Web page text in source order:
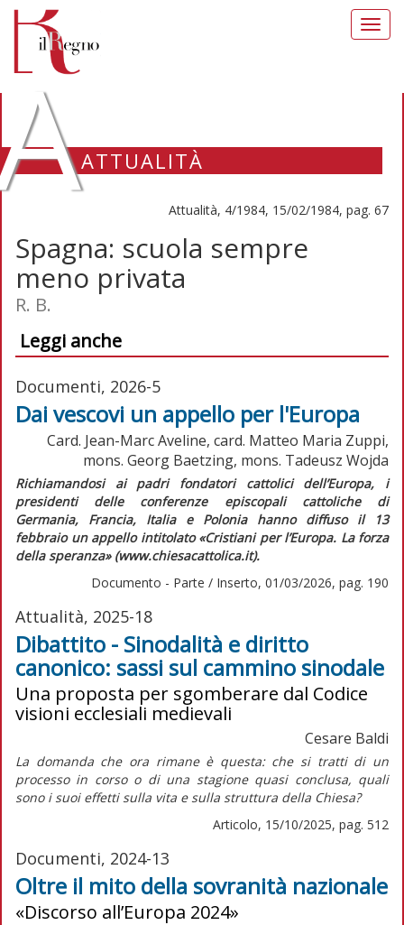
ATTUALITÀ
Attualità, 4/1984, 15/02/1984, pag. 67
Spagna: scuola sempre
meno privata
R. B.
Leggi anche
Documenti, 2026-5
Dai vescovi un appello per l'Europa
Card. Jean-Marc Aveline, card. Matteo Maria Zuppi,
mons. Georg Baetzing, mons. Tadeusz Wojda
Richiamandosi ai padri fondatori cattolici dell’Europa, i
presidenti delle conferenze episcopali cattoliche di
Germania, Francia, Italia e Polonia hanno diffuso il 13
febbraio un appello intitolato «Cristiani per l’Europa. La forza
della speranza» (www.chiesacattolica.it).
Documento - Parte / Inserto, 01/03/2026, pag. 190
Attualità, 2025-18
Dibattito - Sinodalità e diritto
canonico: sassi sul cammino sinodale
Una proposta per sgomberare dal Codice
visioni ecclesiali medievali
Cesare Baldi
La domanda che ora rimane è questa: che si tratti di un
processo in corso o di una stagione quasi conclusa, quali
sono i suoi effetti sulla vita e sulla struttura della Chiesa?
Articolo, 15/10/2025, pag. 512
Documenti, 2024-13
Oltre il mito della sovranità nazionale
«Discorso all’Europa 2024»